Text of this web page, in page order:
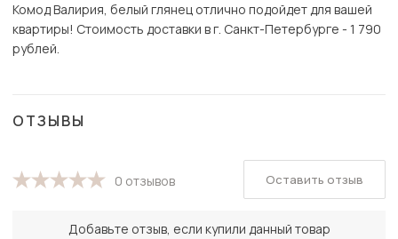
Комод Валирия, белый глянец отлично подойдет для вашей
квартиры! Стоимость доставки в г. Санкт-Петербурге - 1 790
рублей.
ОТЗЫВЫ
0 отзывов
Добавьте отзыв, если купили данный товар
Оставить отзыв